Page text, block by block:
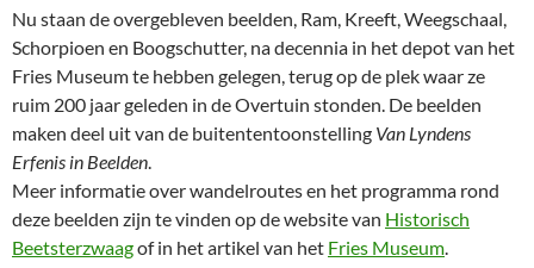
Nu staan de overgebleven beelden, Ram, Kreeft, Weegschaal,
Schorpioen en Boogschutter, na decennia in het depot van het
Fries Museum te hebben gelegen, terug op de plek waar ze
ruim 200 jaar geleden in de Overtuin stonden. De beelden
maken deel uit van de buitententoonstelling Van Lyndens
Erfenis in Beelden.
Meer informatie over wandelroutes en het programma rond
deze beelden zijn te vinden op de website van Historisch
Beetsterzwaagof in het artikel van het Fries Museum.